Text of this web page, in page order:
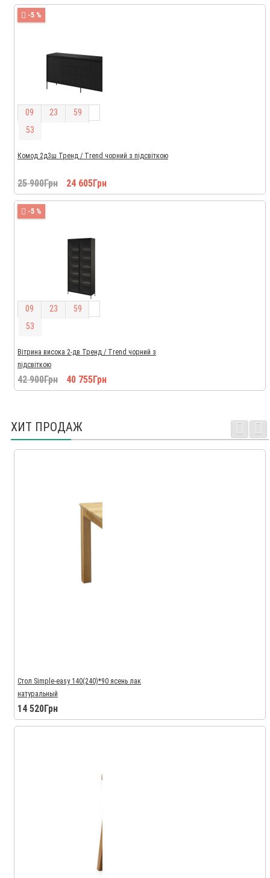
-5 %
09 23 59
52
Комод 2д3ш Тренд / Trend чорний з підсвіткою
25 900Грн 24 605Грн
-5 %
09 23 59
52
Вітрина висока 2-дв Тренд / Trend чорний з
підсвіткою
42 900Грн 40 755Грн
ХИТ ПРОДАЖ
Стол Simple-easy 140(240)*90 ясень лак
натуральный
14 520Грн